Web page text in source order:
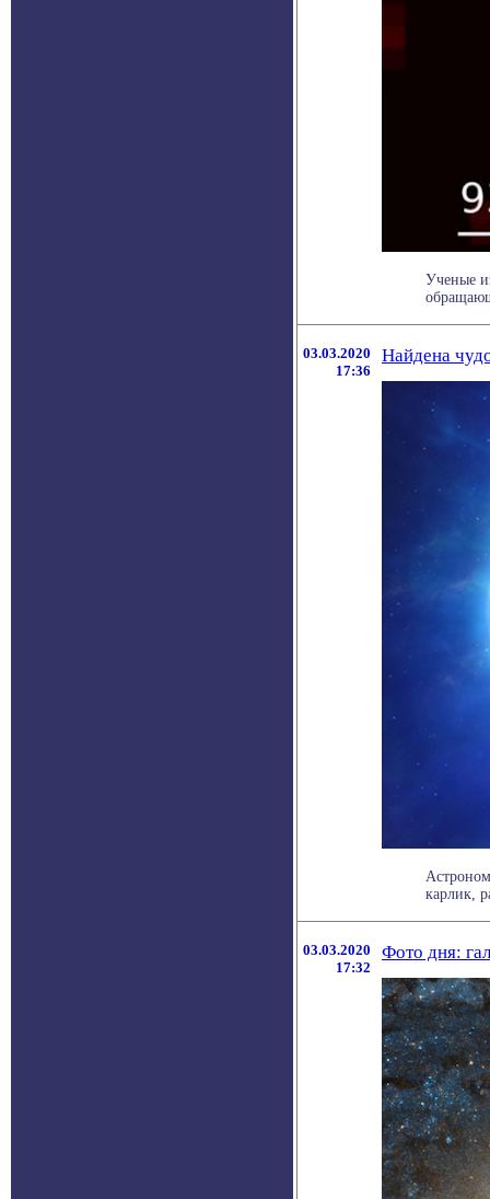
Ученые
03.03.2020
17:36
Найдена
карлик,
03.03.2020
17:32
Фото дня: